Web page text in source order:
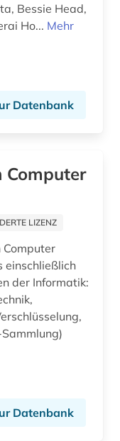
Bessie Head,
Ho... Mehr
Datenbank
Computer
LIZENZ
Computer
einschließlich
der Informatik:
Datenbank